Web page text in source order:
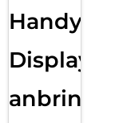
Handy
anbringen